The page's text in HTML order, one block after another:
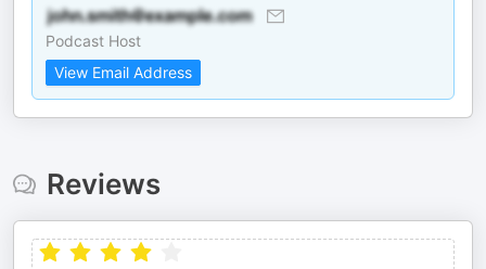
Podcast Host
View Email Address
Reviews